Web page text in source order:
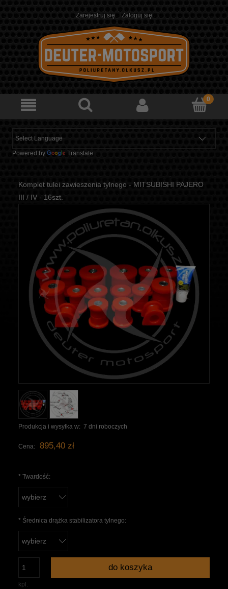
Zarejestruj się Zaloguj się
Powered by Translate
Komplet tulei zawieszenia tylnego - MITSUBISHI PAJERO
III / IV - 16szt.
Produkcja i wysyłka w: 7 dni roboczych
Cena: 895,40 zł
* Twardość:
* Średnica drążka stabilizatora tylnego:
kpl.
do koszyka